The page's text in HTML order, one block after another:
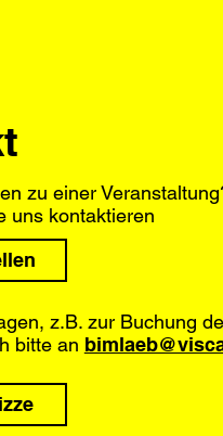
zu einer
uns kontaktieren
z.B. zur Buchung
bitte an